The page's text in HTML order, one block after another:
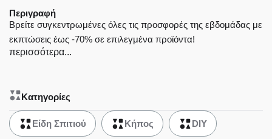
Περιγραφή
Βρείτε συγκεντρωμένες όλες τις προσφορές της εβδομάδας με
εκπτώσεις έως -70% σε επιλεγμένα προϊόντα!
περισσότερα...
Κατηγορίες
Είδη Σπιτιού Κήπος DIY